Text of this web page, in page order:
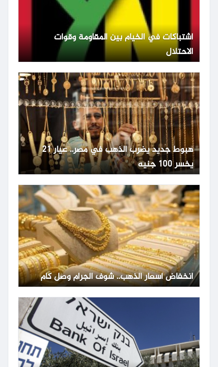
اشتباكات في الخيام بين المقاومة وقوات
الاحتلال
هبوط جديد يضرب الذهب في مصر.. عيار 21
يخسر 100 جنيه
انخفاض أسعار الذهب.. شوف الجرام وصل كام